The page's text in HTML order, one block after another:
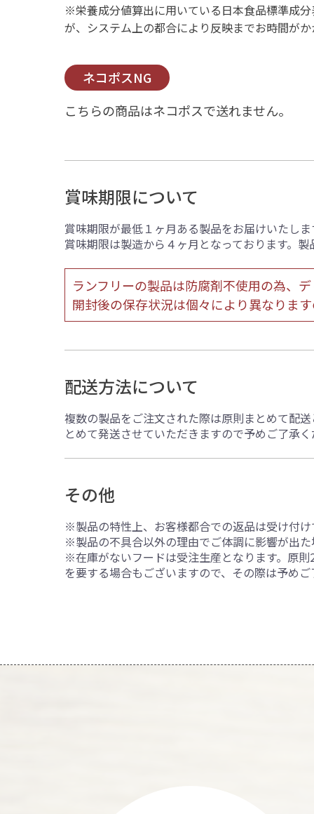
※栄養成分値算出に用いている日本食品標準成
が、システム上の都合により反映までお時間が
ネコポスNG
こちらの商品はネコポスで送れません。
賞味期限について
賞味期限が最低１ヶ月ある製品をお届けいたしま
賞味期限は製造から４ヶ月となっております。
ランフリーの製品は防腐剤不使用の為、
開封後の保存状況は個々により異なりま
配送方法について
複数の製品をご注文された際は原則まとめて配
とめて発送させていただきますので予めご了承
その他
※製品の特性上、お客様都合での返品は受け付
※製品の不具合以外の理由でご体調に影響が出
※在庫がないフードは受注生産となります。原
を要する場合もございますので、その際は予め